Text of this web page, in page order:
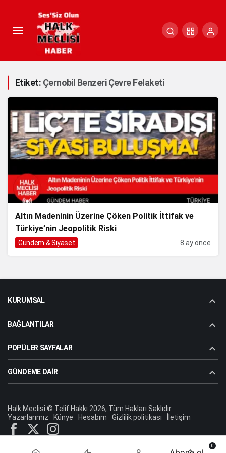
Etiket: Çernobil Benzeri Çevre Felaketi
Altın Madeninin Üzerine Çöken Politik İttifak ve
Türkiye’nin Jeopolitik Riski
Gündem & Siyaset 8 ay önce
KURUMSAL
BAĞLANTILAR
POPÜLER SAYFALAR
GÜNDEME DAIR
Halk Meclisi © Telif Hakkı 2026, Tüm Hakları Saklıdır
Yazarlarımız
Künye Hesabım Gizlilik politikası İletişim
0